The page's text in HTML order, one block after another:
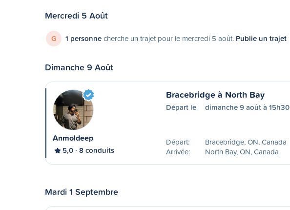
Mercredi 5 Août
G 1 personnecherche un trajet pour le mercredi 5 août. Publie un trajet
Dimanche 9 Août
Anmoldeep
5,0 8 conduits
Bracebridge à North Bay
Départ le dimanche 9 août à 15h30
Départ:
Bracebridge, ON, Canada
Arrivée:
North Bay, ON, Canada
Mardi 1 Septembre